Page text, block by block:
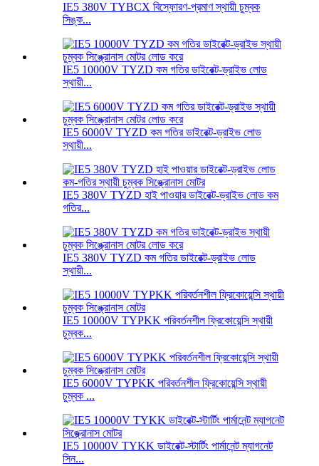
IE5 380V TYBCX বিস্ফোরণ-প্রমাণ স্থায়ী চুম্বক
সিঙ্ক...
IE5 10000V TYZD কম গতির ডাইরেক্ট-ড্রাইভ লোড
স্থায়ী...
IE5 6000V TYZD কম গতির ডাইরেক্ট-ড্রাইভ লোড
স্থায়ী...
IE5 380V TYZD হাই পাওয়ার ডাইরেক্ট-ড্রাইভ লোড কম
গতির...
IE5 380V TYZD কম গতির ডাইরেক্ট-ড্রাইভ লোড
স্থায়ী...
IE5 10000V TYPKK পরিবর্তনশীল ফ্রিকোয়েন্সি স্থায়ী
চুম্বক...
IE5 6000V TYPKK পরিবর্তনশীল ফ্রিকোয়েন্সি স্থায়ী
চুম্বক ...
IE5 10000V TYKK ডাইরেক্ট-স্টার্টিং পার্মানেন্ট ম্যাগনেট
সিন...